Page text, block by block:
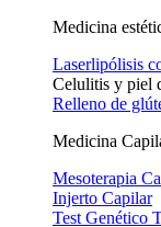
Medicina
Laserlipólisis
Celulitis y piel
Relleno de
Medicina
Mesoterapia
Injerto Capilar
Test Genético